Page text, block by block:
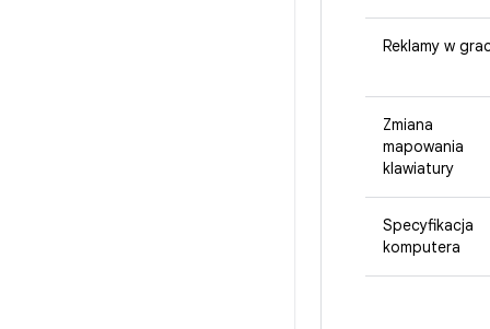
Reklamy w
Zmiana
mapowania
klawiatury
Specyfikacja
komputera